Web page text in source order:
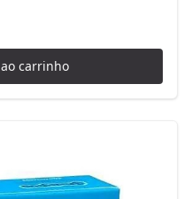
carrinho